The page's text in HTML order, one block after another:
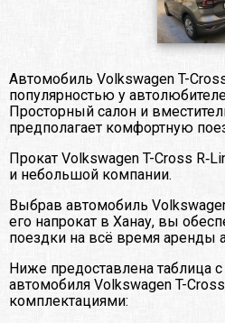
Автомобиль Volkswagen T-
популярностью у
Просторный салон и
предполагает комфортную
Прокат Volkswagen T-Cross
и небольшой компании.
Выбрав автомобиль
его напрокат в Ханау, вы
поездки на всё время аренды
Ниже предоставлена таблица
автомобиля Volkswagen T-
комплектациями: